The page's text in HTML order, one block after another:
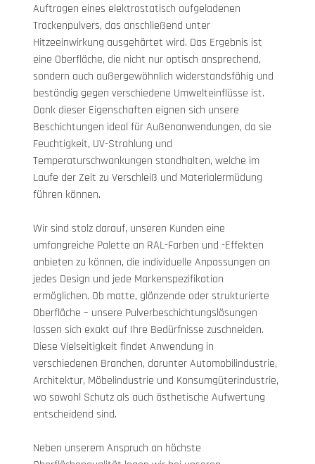
Auftragen eines elektrostatisch aufgeladenen
Trockenpulvers, das anschließend unter
Hitzeeinwirkung ausgehärtet wird. Das Ergebnis ist
eine Oberfläche, die nicht nur optisch ansprechend,
sondern auch außergewöhnlich widerstandsfähig und
beständig gegen verschiedene Umwelteinflüsse ist.
Dank dieser Eigenschaften eignen sich unsere
Beschichtungen ideal für Außenanwendungen, da sie
Feuchtigkeit, UV-Strahlung und
Temperaturschwankungen standhalten, welche im
Laufe der Zeit zu Verschleiß und Materialermüdung
führen können.
Wir sind stolz darauf, unseren Kunden eine
umfangreiche Palette an RAL-Farben und -Effekten
anbieten zu können, die individuelle Anpassungen an
jedes Design und jede Markenspezifikation
ermöglichen. Ob matte, glänzende oder strukturierte
Oberfläche – unsere Pulverbeschichtungslösungen
lassen sich exakt auf Ihre Bedürfnisse zuschneiden.
Diese Vielseitigkeit findet Anwendung in
verschiedenen Branchen, darunter Automobilindustrie,
Architektur, Möbelindustrie und Konsumgüterindustrie,
wo sowohl Schutz als auch ästhetische Aufwertung
entscheidend sind.
Neben unserem Anspruch an höchste